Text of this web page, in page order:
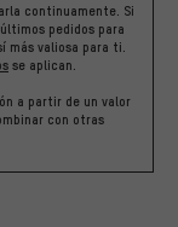
continuamente. Si
pedidos para
valiosa para ti.
se aplican.
a partir de un valor
con otras